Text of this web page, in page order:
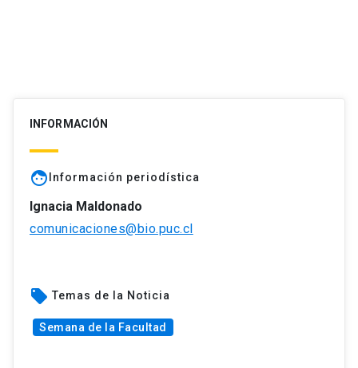
INFORMACIÓN
face Información periodística
Ignacia Maldonado
comunicaciones@bio.puc.cl
local_offer Temas de la Noticia
Semana de la Facultad